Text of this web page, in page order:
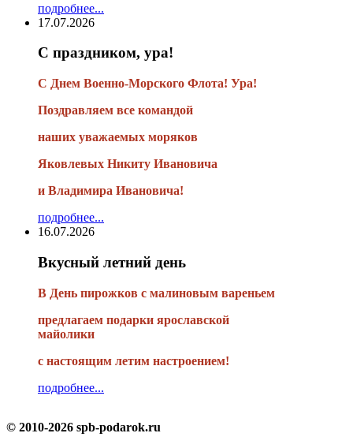
подробнее...
17.07.2026
С праздником, ура!
С Днем Военно-Морского Флота! Ура!
Поздравляем все командой
наших уважаемых моряков
Яковлевых Никиту Ивановича
и Владимира Ивановича!
подробнее...
16.07.2026
Вкусный летний день
В День пирожков с малиновым вареньем
предлагаем подарки ярославской
майолики
с настоящим летим настроением!
подробнее...
© 2010-2026 spb-podarok.ru